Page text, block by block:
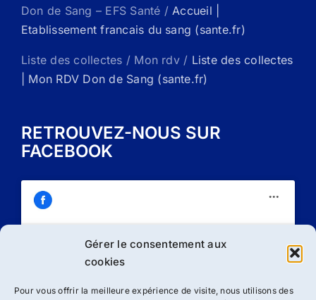
Gérer le consentement aux
cookies
Pour vous offrir la meilleure expérience de visite, nous utilisons des
Don de Sang – EFS Santé /Accueil |
Etablissement francais du sang (sante.fr)
Liste des collectes / Mon rdv / Liste des collectes
| Mon RDV Don de Sang (sante.fr)
RETROUVEZ-NOUS SUR
FACEBOOK
Cliquez sur « J’accepte » pour activer